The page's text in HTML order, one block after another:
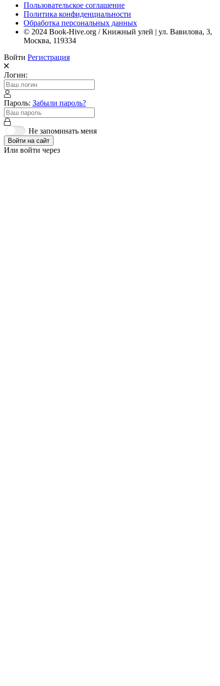
Пользовательское соглашение
Политика конфиденциальности
Обработка персональных данных
© 2024 Book-Hive.org / Книжный улей | ул. Вавилова, 3,
Москва, 119334
Войти Регистрация
Логин:
Пароль: Забыли пароль?
Не запоминать меня
Войти на сайт
Или войти через